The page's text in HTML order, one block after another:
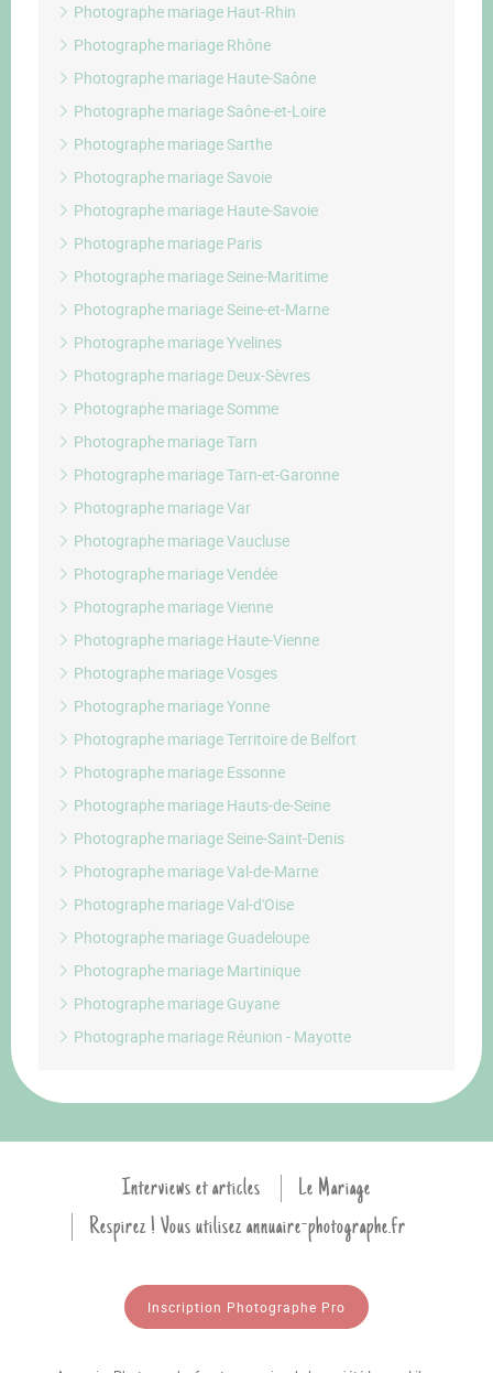
Photographe mariage Haut-Rhin
Photographe mariage Rhône
Photographe mariage Haute-Saône
Photographe mariage Saône-et-Loire
Photographe mariage Sarthe
Photographe mariage Savoie
Photographe mariage Haute-Savoie
Photographe mariage Paris
Photographe mariage Seine-Maritime
Photographe mariage Seine-et-Marne
Photographe mariage Yvelines
Photographe mariage Deux-Sèvres
Photographe mariage Somme
Photographe mariage Tarn
Photographe mariage Tarn-et-Garonne
Photographe mariage Var
Photographe mariage Vaucluse
Photographe mariage Vendée
Photographe mariage Vienne
Photographe mariage Haute-Vienne
Photographe mariage Vosges
Photographe mariage Yonne
Photographe mariage Territoire de Belfort
Photographe mariage Essonne
Photographe mariage Hauts-de-Seine
Photographe mariage Seine-Saint-Denis
Photographe mariage Val-de-Marne
Photographe mariage Val-d'Oise
Photographe mariage Guadeloupe
Photographe mariage Martinique
Photographe mariage Guyane
Photographe mariage Réunion - Mayotte
Interviews et articles
Le Mariage
Respirez ! Vous utilisez annuaire-photographe.fr
Inscription Photographe Pro